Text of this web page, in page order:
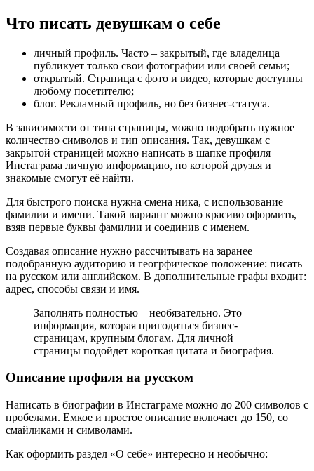
Что писать девушкам о себе
личный профиль. Часто – закрытый, где владелица
публикует только свои фотографии или своей семьи;
открытый. Страница с фото и видео, которые доступны
любому посетителю;
блог. Рекламный профиль, но без бизнес-статуса.
В зависимости от типа страницы, можно подобрать нужное
количество символов и тип описания. Так, девушкам с
закрытой страницей можно написать в шапке профиля
Инстаграма личную информацию, по которой друзья и
знакомые смогут её найти.
Для быстрого поиска нужна смена ника, с использование
фамилии и имени. Такой вариант можно красиво оформить,
взяв первые буквы фамилии и соединив с именем.
Создавая описание нужно рассчитывать на заранее
подобранную аудиторию и геогрфическое положение: писать
на русском или английском. В дополнительные графы входит:
адрес, способы связи и имя.
Заполнять полностью – необязательно. Это
информация, которая пригодиться бизнес-
страницам, крупным блогам. Для личной
страницы подойдет короткая цитата и биография.
Описание профиля на русском
Написать в биографии в Инстаграме можно до 200 символов с
пробелами. Емкое и простое описание включает до 150, со
смайликами и символами.
Как оформить раздел «О себе» интересно и необычно: